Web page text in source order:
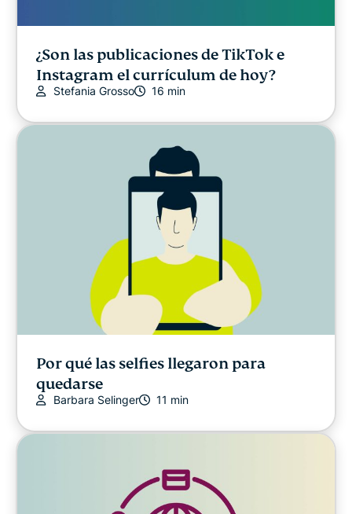
¿Son las publicaciones de TikTok e
Instagram el currículum de hoy?
Stefania Grosso 16 min
Por qué las selfies llegaron para
quedarse
Barbara Selinger 11 min